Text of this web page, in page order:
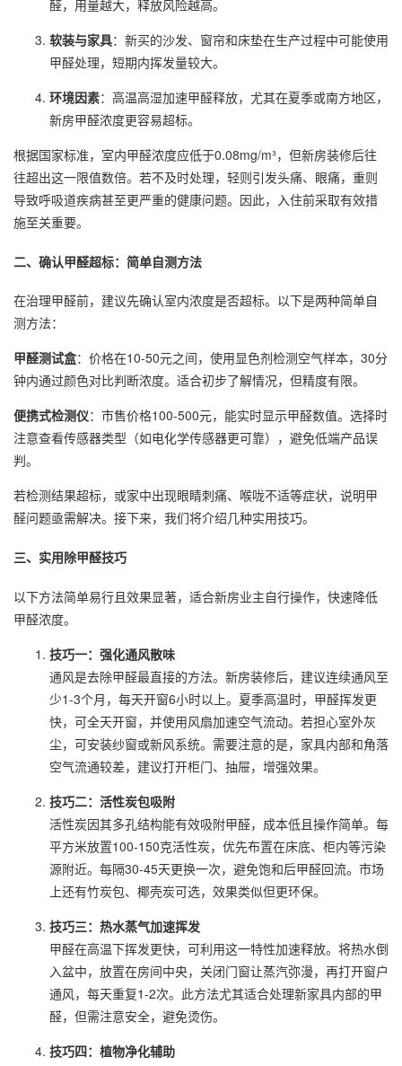
醛，用量越大，释放风险越高。
软装与家具：新买的沙发、窗帘和床垫在生产过程中可能使用
甲醛处理，短期内挥发量较大。
环境因素：高温高湿加速甲醛释放，尤其在夏季或南方地区，
新房甲醛浓度更容易超标。
根据国家标准，室内甲醛浓度应低于0.08mg/m³，但新房装修后往
往超出这一限值数倍。若不及时处理，轻则引发头痛、眼痛，重则
导致呼吸道疾病甚至更严重的健康问题。因此，入住前采取有效措
施至关重要。
二、确认甲醛超标：简单自测方法
在治理甲醛前，建议先确认室内浓度是否超标。以下是两种简单自
测方法：
甲醛测试盒：价格在10-50元之间，使用显色剂检测空气样本，30分
钟内通过颜色对比判断浓度。适合初步了解情况，但精度有限。
便携式检测仪：市售价格100-500元，能实时显示甲醛数值。选择时
注意查看传感器类型（如电化学传感器更可靠），避免低端产品误
判。
若检测结果超标，或家中出现眼睛刺痛、喉咙不适等症状，说明甲
醛问题亟需解决。接下来，我们将介绍几种实用技巧。
三、实用除甲醛技巧
以下方法简单易行且效果显著，适合新房业主自行操作，快速降低
甲醛浓度。
技巧一：强化通风散味
通风是去除甲醛最直接的方法。新房装修后，建议连续通风至
少1-3个月，每天开窗6小时以上。夏季高温时，甲醛挥发更
快，可全天开窗，并使用风扇加速空气流动。若担心室外灰
尘，可安装纱窗或新风系统。需要注意的是，家具内部和角落
空气流通较差，建议打开柜门、抽屉，增强效果。
技巧二：活性炭包吸附
活性炭因其多孔结构能有效吸附甲醛，成本低且操作简单。每
平方米放置100-150克活性炭，优先布置在床底、柜内等污染
源附近。每隔30-45天更换一次，避免饱和后甲醛回流。市场
上还有竹炭包、椰壳炭可选，效果类似但更环保。
技巧三：热水蒸气加速挥发
甲醛在高温下挥发更快，可利用这一特性加速释放。将热水倒
入盆中，放置在房间中央，关闭门窗让蒸汽弥漫，再打开窗户
通风，每天重复1-2次。此方法尤其适合处理新家具内部的甲
醛，但需注意安全，避免烫伤。
技巧四：植物净化辅助